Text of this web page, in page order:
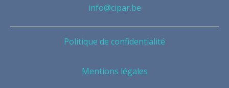
info@cipar.be
Politique de confidentialité
Mentions légales